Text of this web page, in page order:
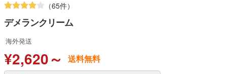
（65件）
デメランクリーム
海外発送
¥2,620～ 送料無料